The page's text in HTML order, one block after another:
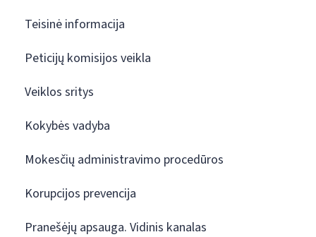
Teisinė informacija
Peticijų komisijos veikla
Veiklos sritys
Kokybės vadyba
Mokesčių administravimo procedūros
Korupcijos prevencija
Pranešėjų apsauga. Vidinis kanalas